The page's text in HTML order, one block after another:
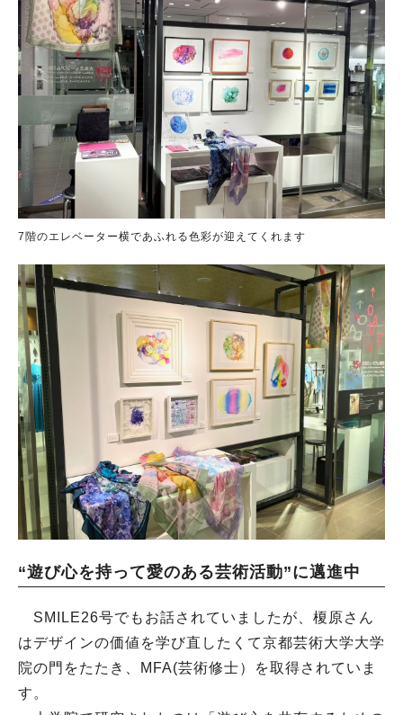
7階のエレベーター横であふれる色彩が迎えてくれます
“遊び心を持って愛のある芸術活動”に邁進中
SMILE26号でもお話されていましたが、榎原さん
はデザインの価値を学び直したくて京都芸術大学大学
院の門をたたき、MFA(芸術修士）を取得されていま
す。